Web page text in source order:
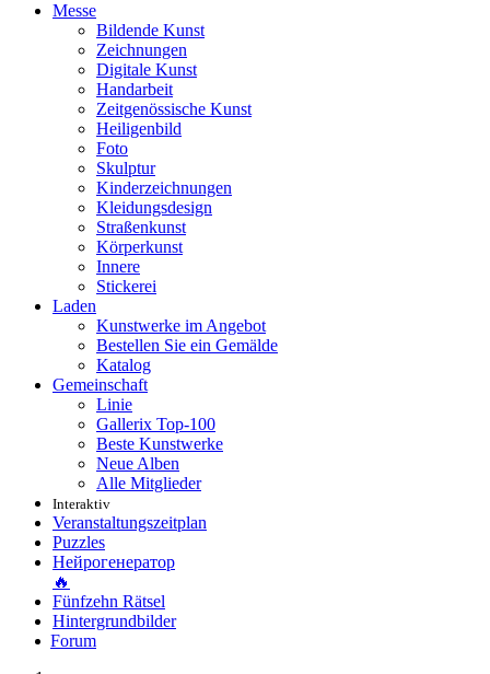
Messe
Bildende Kunst
Zeichnungen
Digitale Kunst
Handarbeit
Zeitgenössische Kunst
Heiligenbild
Foto
Skulptur
Kinderzeichnungen
Kleidungsdesign
Straßenkunst
Körperkunst
Innere
Stickerei
Laden
Kunstwerke im Angebot
Bestellen Sie ein Gemälde
Katalog
Gemeinschaft
Linie
Gallerix Top-100
Beste Kunstwerke
Neue Alben
Alle Mitglieder
Interaktiv
Veranstaltungszeitplan
Puzzles
Нейрогенератор
🔥
Fünfzehn Rätsel
Hintergrundbilder
Forum